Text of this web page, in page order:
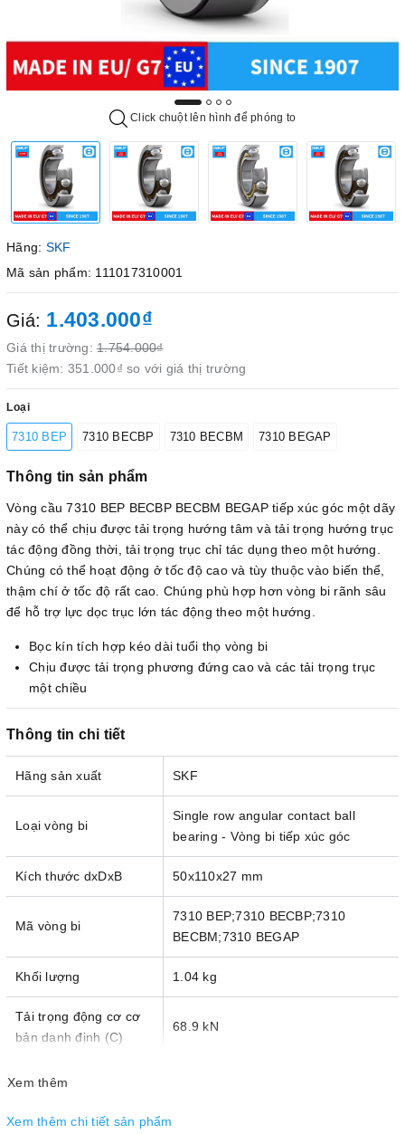
Click chuột lên hình để phóng to
Hãng: SKF
Mã sản phẩm: 111017310001
Giá: 1.403.000₫
Giá thị trường: 1.754.000₫
Tiết kiệm: 351.000₫ so với giá thị trường
Loại
7310 BEP 7310 BECBP 7310 BECBM 7310 BEGAP
Thông tin sản phẩm
Vòng cầu 7310 BEP BECBP BECBM BEGAP tiếp xúc góc một dãy
này có thể chịu được tải trọng hướng tâm và tải trọng hướng trục
tác động đồng thời, tải trọng trục chỉ tác dụng theo một hướng.
Chúng có thể hoạt động ở tốc độ cao và tùy thuộc vào biến thể,
thậm chí ở tốc độ rất cao. Chúng phù hợp hơn vòng bi rãnh sâu
để hỗ trợ lực dọc trục lớn tác động theo một hướng.
Bọc kín tích hợp kéo dài tuổi thọ vòng bi
Chịu được tải trọng phương đứng cao và các tải trọng trục
một chiều
Thông tin chi tiết
Hãng sản xuất SKF
Loại vòng bi
Single row angular contact ball
bearing - Vòng bi tiếp xúc góc
Kích thước dxDxB 50x110x27 mm
Mã vòng bi
7310 BEP;7310 BECBP;7310
BECBM;7310 BEGAP
Khối lượng 1.04 kg
Tải trọng động cơ cơ
bản danh định (C)
68.9 kN
Tải trọng tĩnh cơ bản
Xem thêm
Xem thêm chi tiết sản phẩm